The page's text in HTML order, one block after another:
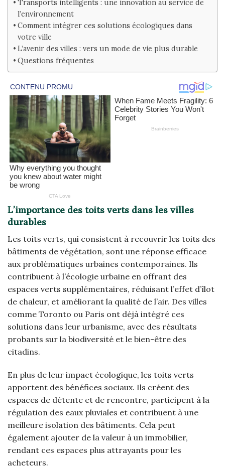
Transports intelligents : une innovation au service de
l’environnement
Comment intégrer ces solutions écologiques dans
votre ville
L’avenir des villes : vers un mode de vie plus durable
Questions fréquentes
L’importance des toits verts dans les villes
durables
Les toits verts, qui consistent à recouvrir les toits des
bâtiments de végétation, sont une réponse efficace
aux problématiques urbaines contemporaines. Ils
contribuent à l’écologie urbaine en offrant des
espaces verts supplémentaires, réduisant l’effet d’îlot
de chaleur, et améliorant la qualité de l’air. Des villes
comme Toronto ou Paris ont déjà intégré ces
solutions dans leur urbanisme, avec des résultats
probants sur la biodiversité et le bien-être des
citadins.
En plus de leur impact écologique, les toits verts
apportent des bénéfices sociaux. Ils créent des
espaces de détente et de rencontre, participent à la
régulation des eaux pluviales et contribuent à une
meilleure isolation des bâtiments. Cela peut
également ajouter de la valeur à un immobilier,
rendant ces espaces plus attrayants pour les
acheteurs.